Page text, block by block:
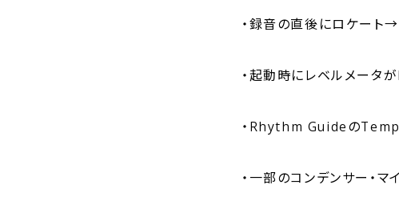
・録音の直後にロケート
・起動時にレベルメータ
・Rhythm Guideの
・一部のコンデンサー・